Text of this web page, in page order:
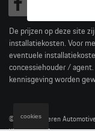
De prijzen op deze site
installatiekosten. Voor
eventuele
concessiehouder / agent.
kennisgeving worden
© 2026 D'Ieteren
cookies